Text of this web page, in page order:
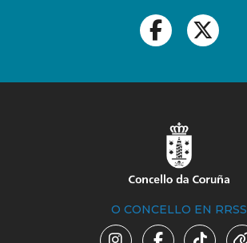
O CONCELLO EN RRSS